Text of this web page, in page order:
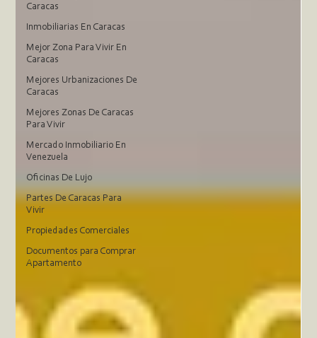
Caracas
Inmobiliarias En Caracas
Mejor Zona Para Vivir En
Caracas
Mejores Urbanizaciones De
Caracas
Mejores Zonas De Caracas
Para Vivir
Mercado Inmobiliario En
Venezuela
Oficinas De Lujo
Partes De Caracas Para
Vivir
Propiedades Comerciales
Documentos para Comprar
Apartamento